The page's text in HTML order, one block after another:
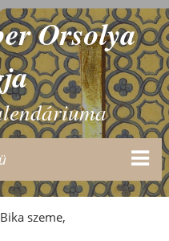
Orsolya
szeme,